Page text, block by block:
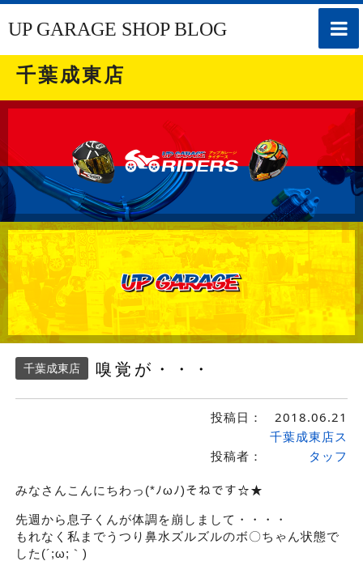
toggle
UP GARAGE SHOP BLOG
千葉成東店
千葉成東店 嗅覚が・・・
投稿日： 2018.06.21
投稿者：
千葉成東店ス
タッフ
みなさんこんにちわっ(*ﾉωﾉ)そねです☆★
先週から息子くんが体調を崩しまして・・・・
もれなく私までうつり鼻水ズルズルのボ〇ちゃん状態で
した(´;ω;｀)